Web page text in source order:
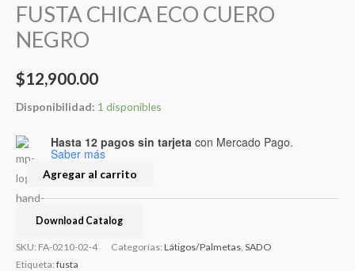
FUSTA CHICA ECO CUERO
NEGRO
$12,900.00
Disponibilidad: 1 disponibles
Hasta 12 pagos sin tarjeta con Mercado Pago.
Saber más
Agregar al carrito
Download Catalog
SKU: FA-0210-02-4 Categorías: Látigos/Palmetas SADO
Etiqueta: fusta